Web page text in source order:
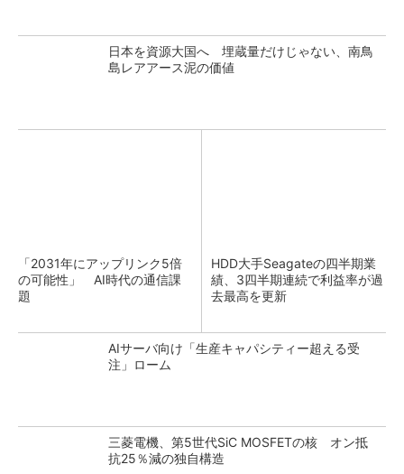
日本を資源大国へ 埋蔵量だけじゃない、南鳥
島レアアース泥の価値
「2031年にアップリンク5倍
の可能性」 AI時代の通信課
題
HDD大手Seagateの四半期業
績、3四半期連続で利益率が過
去最高を更新
AIサーバ向け「生産キャパシティー超える受
注」ローム
三菱電機、第5世代SiC MOSFETの核 オン抵
抗25％減の独自構造